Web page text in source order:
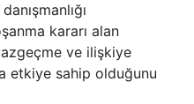
kararı alan
ve ilişkiye
etkiye sahip olduğunu